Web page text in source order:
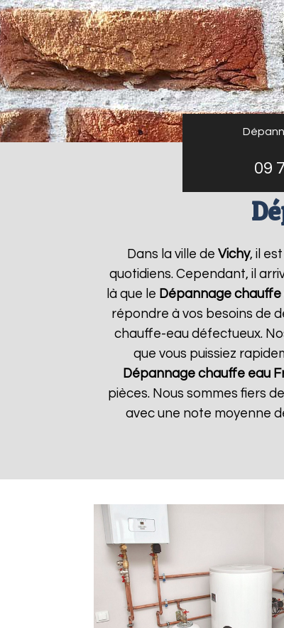
09
Dans la ville de Vichy, il
quotidiens. Cependant, il
là que le Dépannage chauffe
répondre à vos besoins de
chauffe-eau défectueux.
que vous puissiez
Dépannage chauffe eau
pièces. Nous sommes fiers
avec une note moyenne